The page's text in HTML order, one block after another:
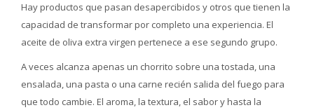
Hay productos que pasan desapercibidos y otros que tienen la
capacidad de transformar por completo una experiencia. El
aceite de oliva extra virgen pertenece a ese segundo grupo.
A veces alcanza apenas un chorrito sobre una tostada, una
ensalada, una pasta o una carne recién salida del fuego para
que todo cambie. El aroma, la textura, el sabor y hasta la